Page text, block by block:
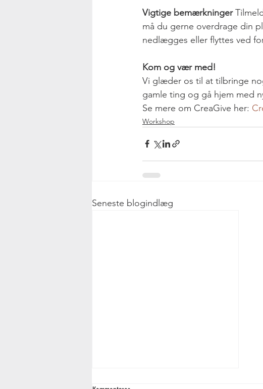
Vigtige bemærkninger
må du gerne overdrage din
nedlægges eller flyttes ved
Kom og vær med!
Vi glæder os til at tilbringe
gamle ting og gå hjem med
Se mere om CreaGive her:
Workshop
Seneste blogindlæg